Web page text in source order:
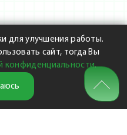
для улучшения работы.
сайт, тогда Вы
конфиденциальности.